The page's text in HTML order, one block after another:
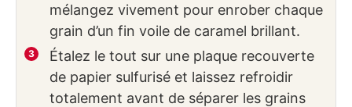
mélangez vivement pour enrober chaque
grain d’un fin voile de caramel brillant.
Étalez le tout sur une plaque recouverte
de papier sulfurisé et laissez refroidir
totalement avant de séparer les grains